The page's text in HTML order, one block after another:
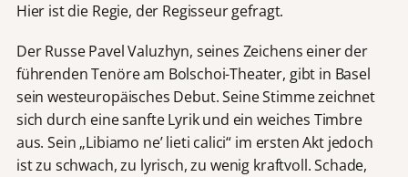
Hier ist die Regie, der Regisseur gefragt.
Der Russe Pavel Valuzhyn, seines Zeichens einer der
führenden Tenöre am Bolschoi-Theater, gibt in Basel
sein westeuropäisches Debut. Seine Stimme zeichnet
sich durch eine sanfte Lyrik und ein weiches Timbre
aus. Sein „Libiamo ne’ lieti calici“ im ersten Akt jedoch
ist zu schwach, zu lyrisch, zu wenig kraftvoll. Schade,